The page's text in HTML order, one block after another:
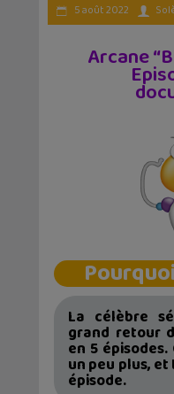
5 août 2022
Arcane
La célèbre
grand retour
en 5
un peu plus,
épisode.